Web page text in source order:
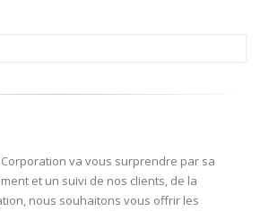
Corporation va vous surprendre par sa
et un suivi de nos clients, de la
nous souhaitons vous offrir les